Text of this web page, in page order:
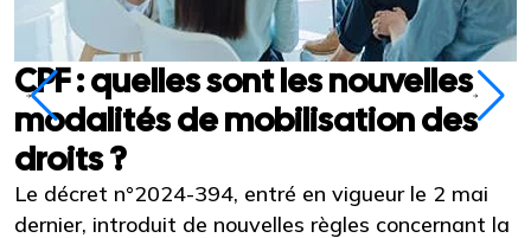
CPF : quelles sont les nouvelles
modalités de mobilisation des
droits ?
Le décret n°2024-394, entré en vigueur le 2 mai
dernier, introduit de nouvelles règles concernant la